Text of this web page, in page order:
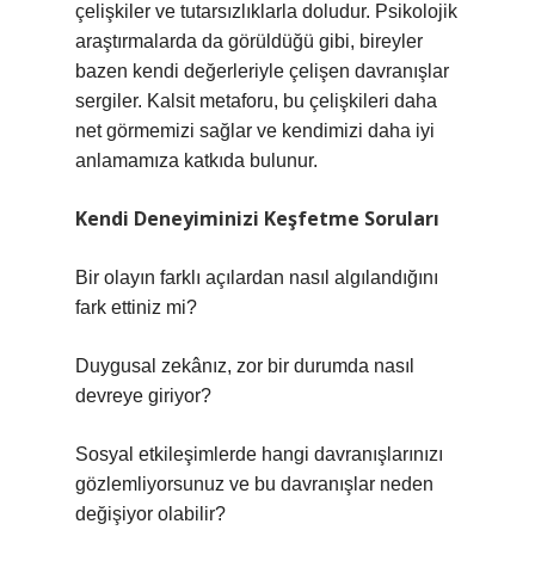
çelişkiler ve tutarsızlıklarla doludur. Psikolojik
araştırmalarda da görüldüğü gibi, bireyler
bazen kendi değerleriyle çelişen davranışlar
sergiler. Kalsit metaforu, bu çelişkileri daha
net görmemizi sağlar ve kendimizi daha iyi
anlamamıza katkıda bulunur.
Kendi Deneyiminizi Keşfetme Soruları
Bir olayın farklı açılardan nasıl algılandığını
fark ettiniz mi?
Duygusal zekânız, zor bir durumda nasıl
devreye giriyor?
Sosyal etkileşimlerde hangi davranışlarınızı
gözlemliyorsunuz ve bu davranışlar neden
değişiyor olabilir?